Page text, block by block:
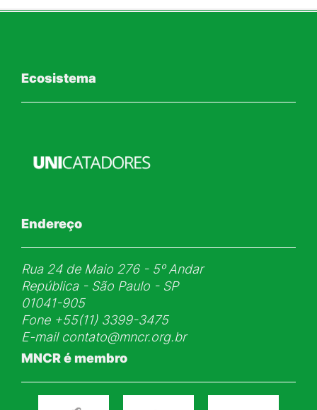
Ecosistema
Endereço
Rua 24 de Maio 276 - 5ᵒ Andar
República - São Paulo - SP
01041-905
Fone+55(11) 3399-3475
E-mail contato@mncr.org.br
MNCR é membro